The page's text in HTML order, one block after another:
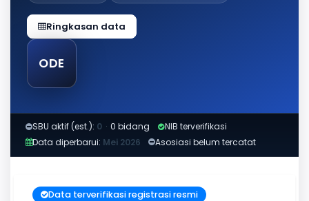
Ringkasan data
ODE
SBU aktif (est.): 0 · 0 bidang
NIB terverifikasi
Data diperbarui: Mei 2026 Asosiasi belum tercatat
Data terverifikasi registrasi resmi